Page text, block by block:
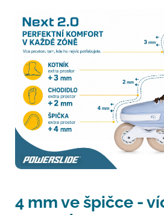
4 mm ve špičce -